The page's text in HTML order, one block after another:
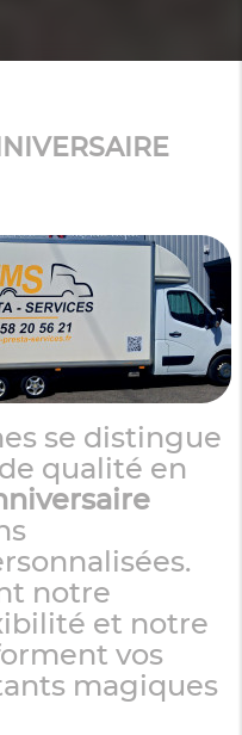
se distingue
qualité en
notre
et notre
vos
magiques